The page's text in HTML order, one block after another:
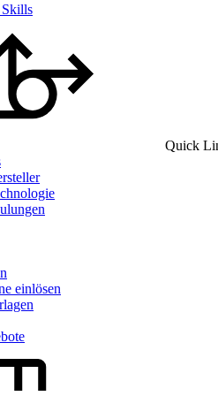
Quick
einlösen